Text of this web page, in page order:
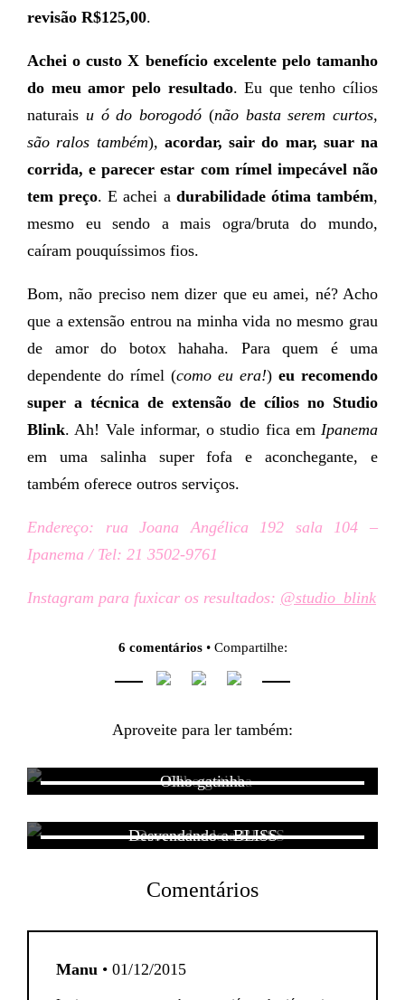
revisão R$125,00.
Achei o custo X benefício excelente pelo tamanho
do meu amor pelo resultado. Eu que tenho cílios
naturais u ó do borogodó (não basta serem curtos,
são ralos também), acordar, sair do mar, suar na
corrida, e parecer estar com rímel impecável não
tem preço. E achei a durabilidade ótima também,
mesmo eu sendo a mais ogra/bruta do mundo,
caíram pouquíssimos fios.
Bom, não preciso nem dizer que eu amei, né? Acho
que a extensão entrou na minha vida no mesmo grau
de amor do botox hahaha. Para quem é uma
dependente do rímel (como eu era!) eu recomendo
super a técnica de extensão de cílios no Studio
Blink. Ah! Vale informar, o studio fica em Ipanema
em uma salinha super fofa e aconchegante, e
também oferece outros serviços.
Endereço: rua Joana Angélica 192 sala 104 –
Ipanema / Tel: 21 3502-9761
Instagram para fuxicar os resultados: @studio_blink
6 comentários• Compartilhe:
Aproveite para ler também:
Olho gatinha
Desvendando a BLISS
Comentários
Manu • 01/12/2015